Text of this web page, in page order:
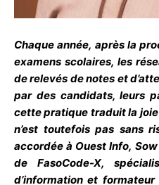
Chaque année, après la
examens scolaires, les
de relevés de notes et
par des candidats, leurs
cette pratique traduit la
n’est toutefois pas sans
accordée à Ouest Info,
de FasoCode-X,
d’information et